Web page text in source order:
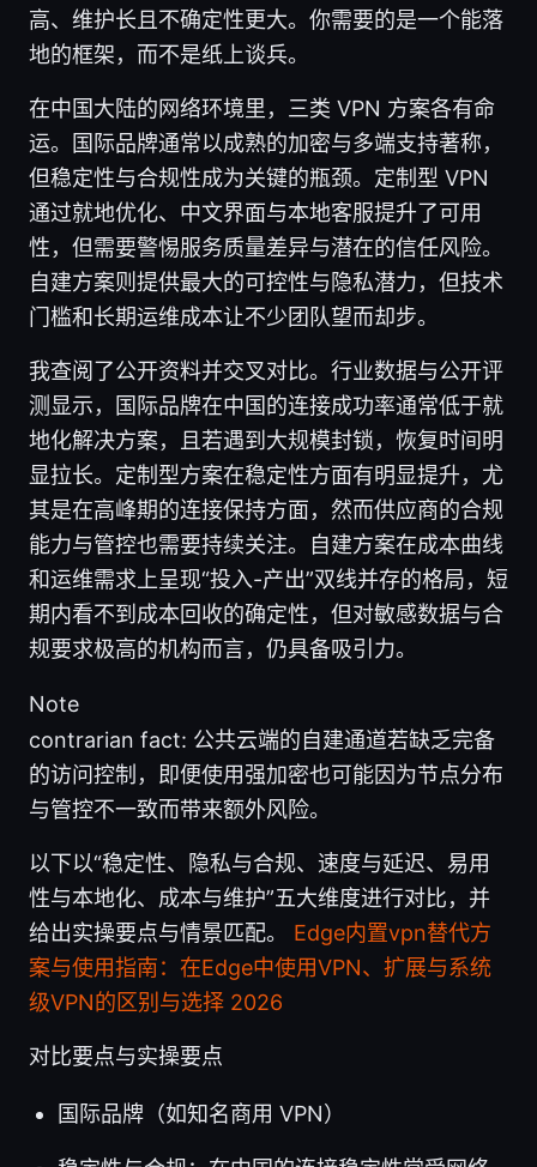
高、维护长且不确定性更大。你需要的是一个能落
地的框架，而不是纸上谈兵。
在中国大陆的网络环境里，三类 VPN 方案各有命
运。国际品牌通常以成熟的加密与多端支持著称，
但稳定性与合规性成为关键的瓶颈。定制型 VPN
通过就地优化、中文界面与本地客服提升了可用
性，但需要警惕服务质量差异与潜在的信任风险。
自建方案则提供最大的可控性与隐私潜力，但技术
门槛和长期运维成本让不少团队望而却步。
我查阅了公开资料并交叉对比。行业数据与公开评
测显示，国际品牌在中国的连接成功率通常低于就
地化解决方案，且若遇到大规模封锁，恢复时间明
显拉长。定制型方案在稳定性方面有明显提升，尤
其是在高峰期的连接保持方面，然而供应商的合规
能力与管控也需要持续关注。自建方案在成本曲线
和运维需求上呈现“投入-产出”双线并存的格局，短
期内看不到成本回收的确定性，但对敏感数据与合
规要求极高的机构而言，仍具备吸引力。
Note
contrarian fact: 公共云端的自建通道若缺乏完备
的访问控制，即便使用强加密也可能因为节点分布
与管控不一致而带来额外风险。
以下以“稳定性、隐私与合规、速度与延迟、易用
性与本地化、成本与维护”五大维度进行对比，并
给出实操要点与情景匹配。 Edge内置vpn替代方
案与使用指南：在Edge中使用VPN、扩展与系统
级VPN的区别与选择 2026
对比要点与实操要点
国际品牌（如知名商用 VPN）